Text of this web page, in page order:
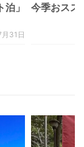
」
31日
今季おスス